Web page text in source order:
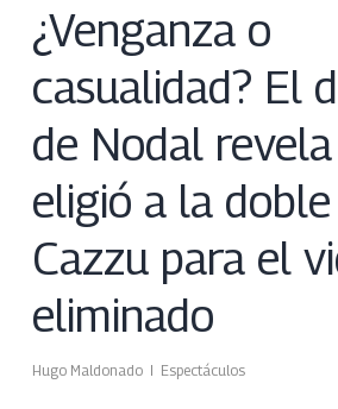
¿Venganza o
casualidad? El
de Nodal
eligió a la
Cazzu para el
eliminado
Hugo Maldonado Espectáculos